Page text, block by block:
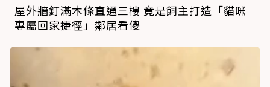
屋外牆釘滿木條直通三樓 竟是飼主打造「貓咪
專屬回家捷徑」鄰居看傻